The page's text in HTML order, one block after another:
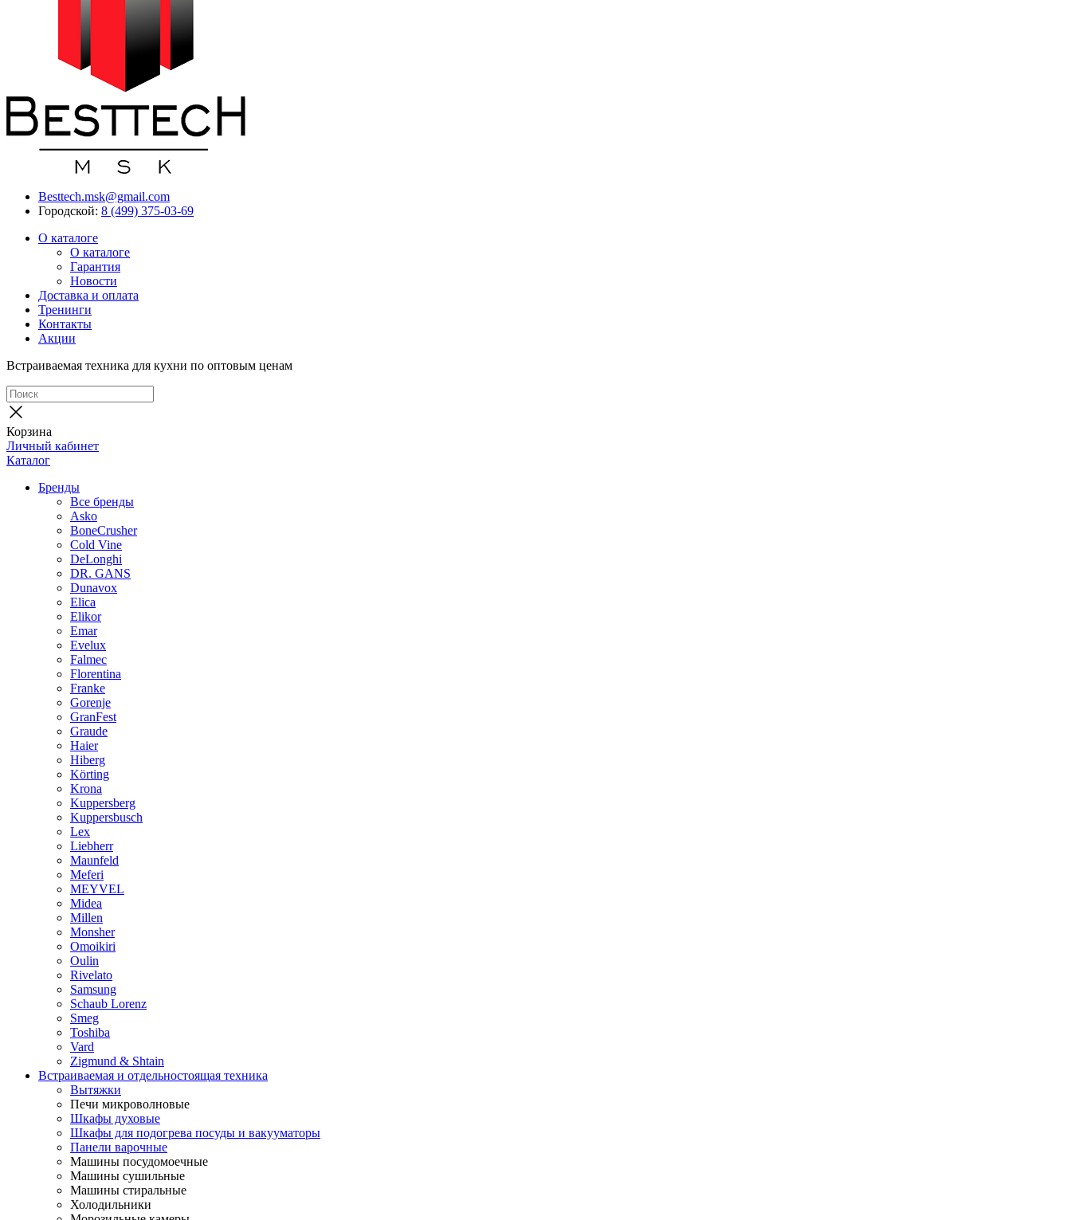
Besttech.msk@gmail.com
Городской: 8 (499) 375-03-69
О каталоге
О каталоге
Гарантия
Новости
Доставка и оплата
Тренинги
Контакты
Акции
Встраиваемая техника для кухни по оптовым ценам
Корзина
Личный кабинет
Каталог
Бренды
Все бренды
Asko
BoneCrusher
Cold Vine
DeLonghi
DR. GANS
Dunavox
Elica
Elikor
Emar
Evelux
Falmec
Florentina
Franke
Gorenje
GranFest
Graude
Haier
Hiberg
Körting
Krona
Kuppersberg
Kuppersbusch
Lex
Liebherr
Maunfeld
Meferi
MEYVEL
Midea
Millen
Monsher
Omoikiri
Oulin
Rivelato
Samsung
Schaub Lorenz
Smeg
Toshiba
Vard
Zigmund & Shtain
Встраиваемая и отдельностоящая техника
Вытяжки
Печи микроволновые
Шкафы духовые
Шкафы для подогрева посуды и вакууматоры
Панели варочные
Машины посудомоечные
Машины сушильные
Машины стиральные
Холодильники